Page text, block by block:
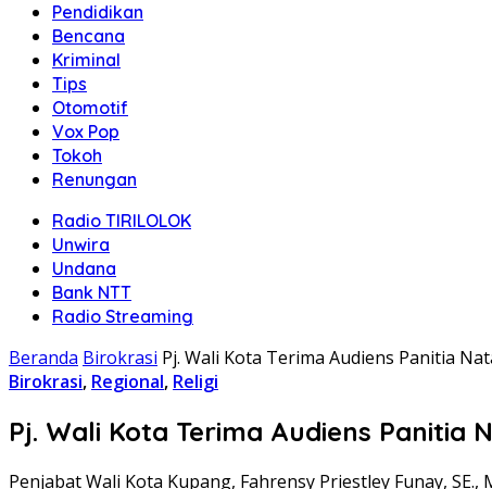
Pendidikan
Bencana
Kriminal
Tips
Otomotif
Vox Pop
Tokoh
Renungan
Radio TIRILOLOK
Unwira
Undana
Bank NTT
Radio Streaming
Beranda Birokrasi Pj. Wali Kota Terima Audiens Panitia
Birokrasi, Regional, Religi
Pj. Wali Kota Terima Audiens Panitia
Penjabat Wali Kota Kupang, Fahrensy Priestley Funay,